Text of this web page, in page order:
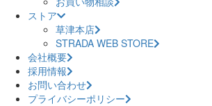
ストア
草津本店
STRADA WEB STORE
会社概要
採用情報
お問い合わせ
プライバシーポリシー